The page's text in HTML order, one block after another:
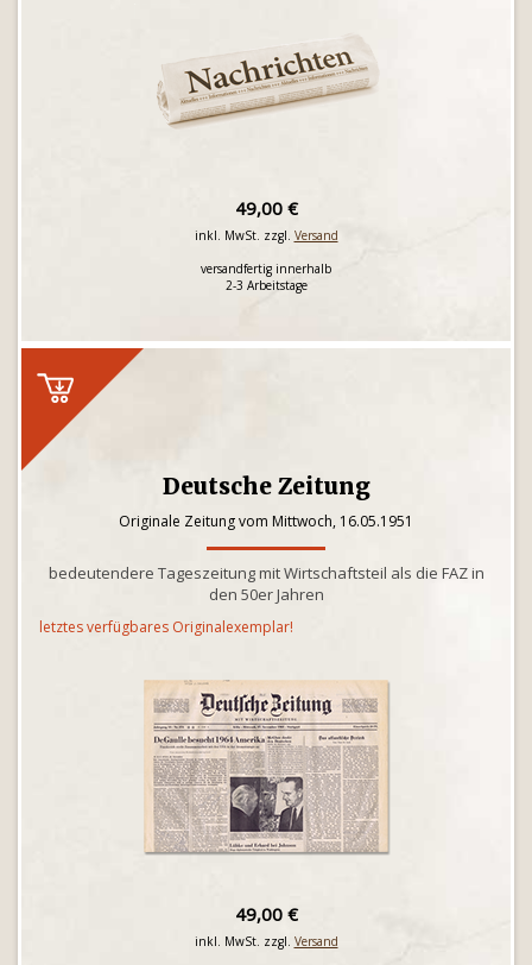
49,00 €
inkl. MwSt. zzgl. Versand
versandfertig innerhalb
2-3 Arbeitstage
Deutsche Zeitung
Originale Zeitung vom Mittwoch, 16.05.1951
bedeutendere Tageszeitung mit Wirtschaftsteil als die FAZ in
den 50er Jahren
letztes verfügbares Originalexemplar!
49,00 €
inkl. MwSt. zzgl. Versand